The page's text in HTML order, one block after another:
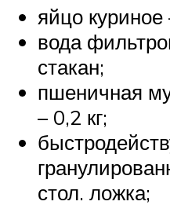
яйцо
вода
стакан;
пшеничная
– 0,2 кг;
стол. ложка;